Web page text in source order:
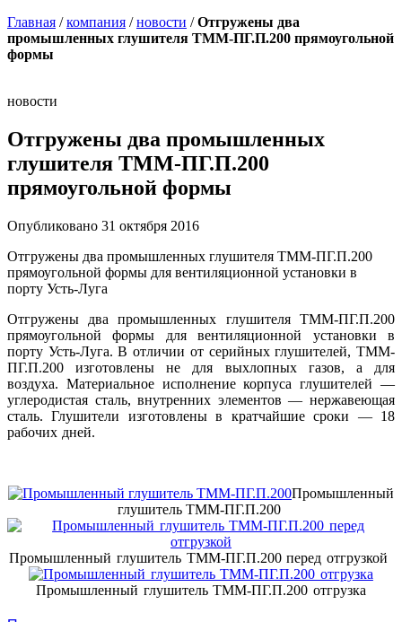
Главная /компания /новости /Отгружены два
промышленных глушителя ТММ-ПГ.П.200 прямоугольной
формы
новости
Отгружены два промышленных
глушителя ТММ-ПГ.П.200
прямоугольной формы
Опубликовано 31 октября 2016
Отгружены два промышленных глушителя ТММ-ПГ.П.200
прямоугольной формы для вентиляционной установки в
порту Усть-Луга
Отгружены два промышленных глушителя ТММ-ПГ.П.200
прямоугольной формы для вентиляционной установки в
порту Усть-Луга. В отличии от серийных глушителей, ТММ-
ПГ.П.200 изготовлены не для выхлопных газов, а для
воздуха. Материальное исполнение корпуса глушителей —
углеродистая сталь, внутренних элементов — нержавеющая
сталь. Глушители изготовлены в кратчайшие сроки — 18
рабочих дней.
Промышленный
глушитель ТММ-ПГ.П.200
Промышленный глушитель ТММ-ПГ.П.200 перед отгрузкой
Промышленный глушитель ТММ-ПГ.П.200 отгрузка